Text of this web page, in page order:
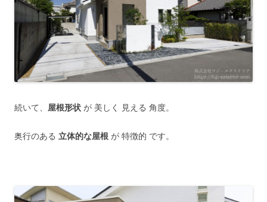
続いて、 屋根形状 が 美しく 見える 角度。
奥行のある 立体的な屋根 が 特徴的 です。